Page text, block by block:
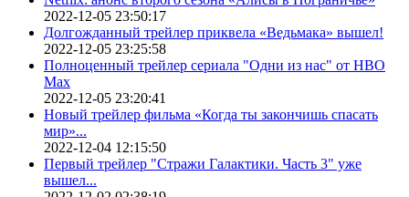
2022-12-05 23:50:17
Долгожданный трейлер приквела «Ведьмака» вышел!
2022-12-05 23:25:58
Полноценный трейлер сериала "Одни из нас" от HBO
Max
2022-12-05 23:20:41
Новый трейлер фильма «Когда ты закончишь спасать
мир»...
2022-12-04 12:15:50
Первый трейлер "Стражи Галактики. Часть 3" уже
вышел...